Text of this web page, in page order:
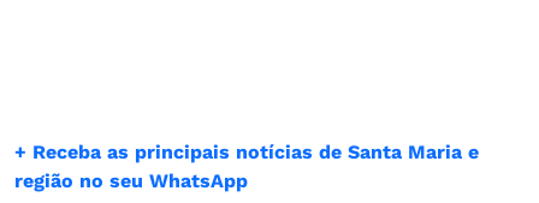
+ Receba as principais notícias de Santa Maria e
região no seu WhatsApp